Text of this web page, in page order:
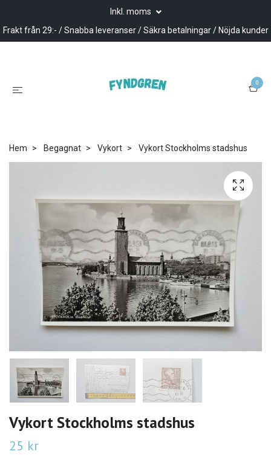
Inkl. moms
Frakt från 29:- / Snabba leveranser / Säkra betalningar / Nöjda kunder
0
Hem Begagnat Vykort Vykort Stockholms stadshus
Vykort Stockholms stadshus
25 kr